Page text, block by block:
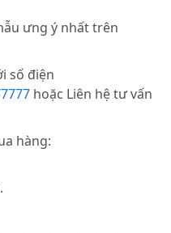
ưng ý nhất trên
số điện
hoặc Liên hệ tư vấn
hàng: